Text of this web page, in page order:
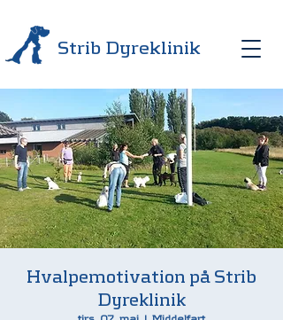
Strib Dyreklinik
Hvalpemotivation på Strib
Dyreklinik